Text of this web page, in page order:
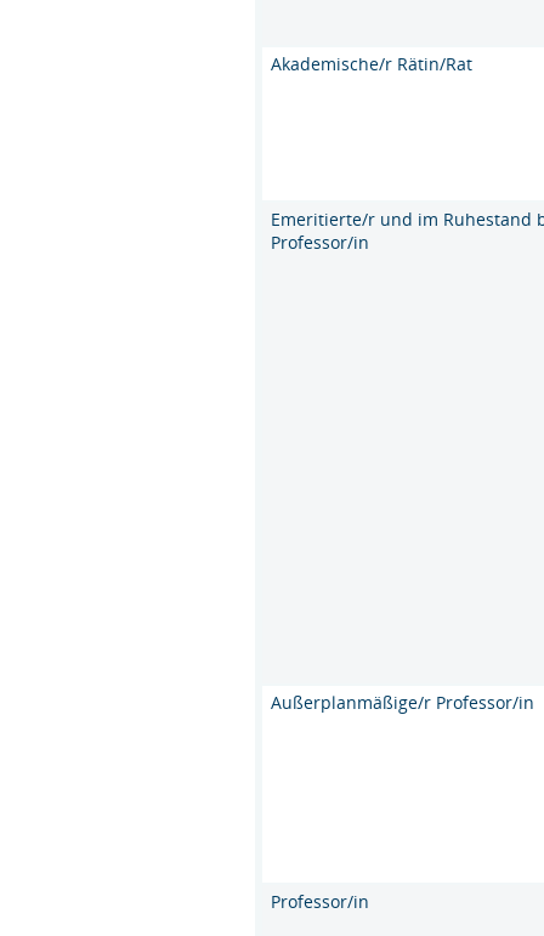
Akademische/r Rätin/Rat
Emeritierte/r und im Ruhestand
Professor/in
Außerplanmäßige/r Professor/in
Professor/in